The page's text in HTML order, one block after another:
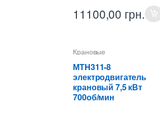
11100,00 грн.
Крановые
электродвигатели
МТH311-8
электродвигатель
крановый 7,5 кВт
700об/мин